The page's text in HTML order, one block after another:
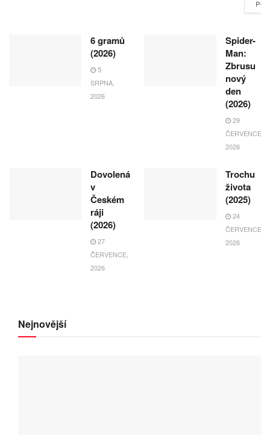
6 gramů
(2026)
5
SRPNA,
2026
Spider-
Man:
Zbrusu
nový
den
(2026)
29
ČERVENCE,
2026
Dovolená
v
Českém
ráji
(2026)
27
ČERVENCE,
2026
Trochu
života
(2025)
24
ČERVENCE,
2026
Nejnovější